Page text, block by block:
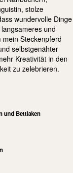
stolze
wundervolle Dinge
und
Steckenpferd
selbstgenähter
Kreativität in den
zu zelebrieren.
und Bettlaken